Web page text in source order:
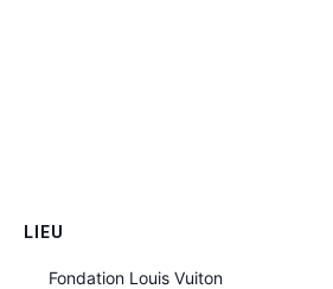
LIEU
Fondation Louis Vuiton